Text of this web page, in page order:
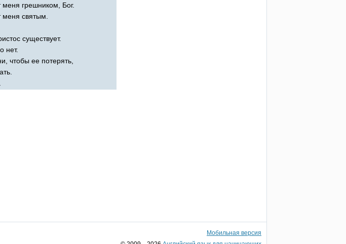
грешником, Бог.
святым.
существует.
нет.
чтобы ее потерять,
Мобильная версия